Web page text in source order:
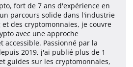
fort de 7 ans d'expérience en
parcours solide dans l'industrie
des cryptomonnaies, je couvre
avec une approche
accessible. Passionné par la
2019, j'ai publié plus de 1
guides sur les cryptomonnaies,